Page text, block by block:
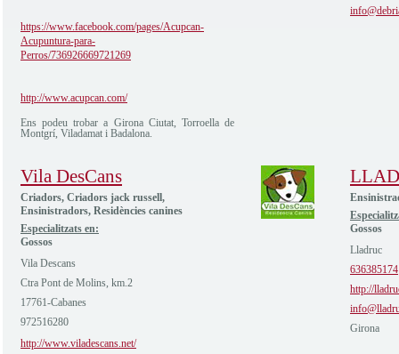
https://www.facebook.com/pages/Acupcan-
Acupuntura-para-
Perros/736926669721269
http://www.acupcan.com/
Ens podeu trobar a Girona Ciutat, Torroella de
Montgrí, Viladamat i Badalona.
Vila DesCans
Criadors, Criadors jack russell,
Ensinistradors, Residències canines
Especialitzats en:
Gossos
Vila Descans
Ctra Pont de Molins, km.2
17761-Cabanes
972516280
http://www.viladescans.net/
Gossos
Lladruc
636385174
http://
Girona